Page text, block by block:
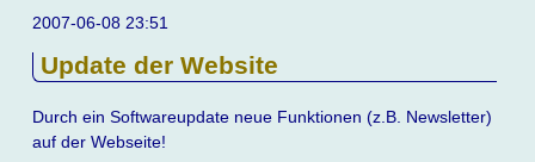
integriert
2007-06-08 23:51
Update der Website
Durch ein Softwareupdate neue Funktionen (z.B. Newsletter)
auf der Webseite!